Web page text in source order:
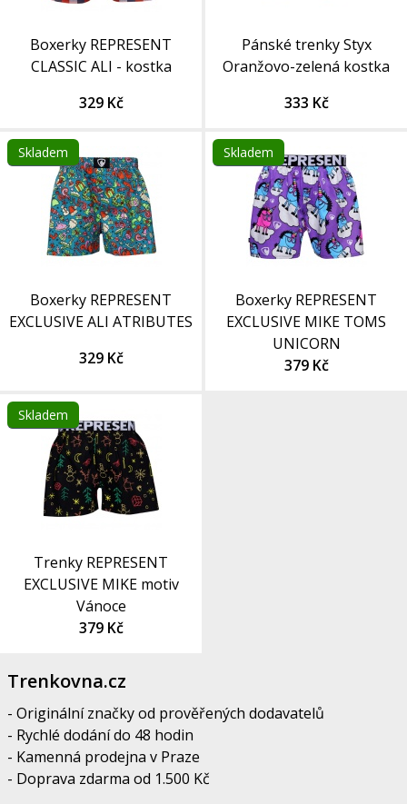
Boxerky REPRESENT
CLASSIC ALI - kostka
329 Kč
Pánské trenky Styx
Oranžovo-zelená kostka
333 Kč
Skladem
Boxerky REPRESENT
EXCLUSIVE ALI ATRIBUTES
329 Kč
Skladem
Boxerky REPRESENT
EXCLUSIVE MIKE TOMS
UNICORN
379 Kč
Skladem
Trenky REPRESENT
EXCLUSIVE MIKE motiv
Vánoce
379 Kč
Trenkovna.cz
- Originální značky od prověřených dodavatelů
- Rychlé dodání do 48 hodin
- Kamenná prodejna v Praze
- Doprava zdarma od 1.500 Kč